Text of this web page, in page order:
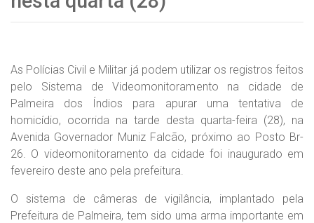
As Polícias Civil e Militar já podem utilizar os registros feitos
pelo Sistema de Videomonitoramento na cidade de
Palmeira dos Índios para apurar uma tentativa de
homicídio, ocorrida na tarde desta quarta-feira (28), na
Avenida Governador Muniz Falcão, próximo ao Posto Br-
26. O videomonitoramento da cidade foi inaugurado em
fevereiro deste ano pela prefeitura.
O sistema de câmeras de vigilância, implantado pela
Prefeitura de Palmeira, tem sido uma arma importante em